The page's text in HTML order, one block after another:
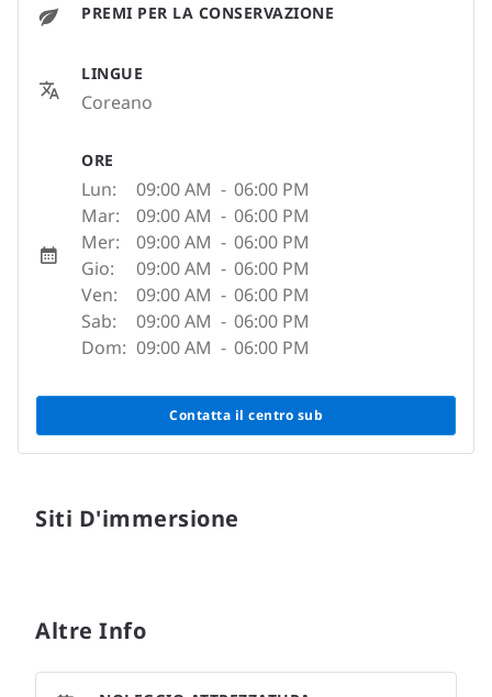
PREMI PER LA CONSERVAZIONE
LINGUE
Coreano
ORE
Lun: 09:00 AM - 06:00 PM
Mar:
09:00 AM - 06:00 PM
Mer:
09:00 AM - 06:00 PM
Gio:
09:00 AM - 06:00 PM
Ven:
09:00 AM - 06:00 PM
Sab:
09:00 AM - 06:00 PM
Dom: 09:00 AM - 06:00 PM
Contatta il centro sub
Siti D'immersione
Altre Info